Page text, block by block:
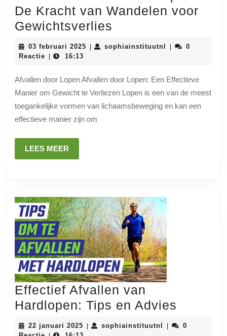
De Kracht van Wandelen voor
Gewichtsverlies
Afvallen
De
Kracht
03 februari 2025 03| sophiainstituutnl |
0
Reactie
| 16:13
Afvallen door Lopen Afvallen door Lopen: Een Effectieve
Manier om Gewicht te Verliezen Lopen is een van de meest
toegankelijke vormen van lichaamsbeweging en kan een
effectieve manier zijn om
LEES MEER
MEER
Effectief Afvallen van
Hardlopen: Tips en Advies
Afvallen
22 januari 2025 22| sophiainstituutnl sophiainstituutnl
|
0